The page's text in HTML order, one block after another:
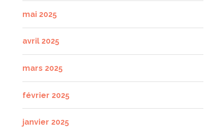
mai 2025
avril 2025
mars 2025
février 2025
janvier 2025